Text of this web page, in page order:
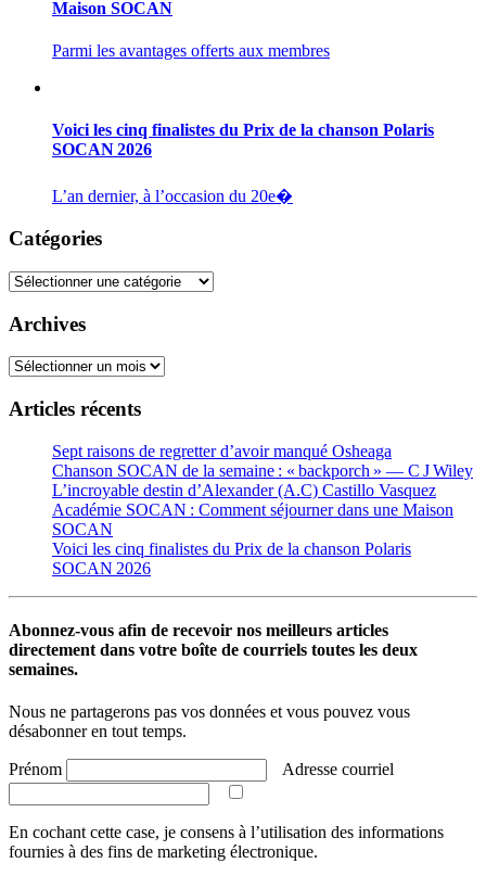
Maison SOCAN
Parmi les avantages offerts aux membres
Voici les cinq finalistes du Prix de la chanson Polaris
SOCAN 2026
L’an dernier, à l’occasion du 20e�
Catégories
Catégories
Archives
Archives
Articles récents
Sept raisons de regretter d’avoir manqué Osheaga
Chanson SOCAN de la semaine : « backporch » — C J Wiley
L’incroyable destin d’Alexander (A.C) Castillo Vasquez
Académie SOCAN : Comment séjourner dans une Maison
SOCAN
Voici les cinq finalistes du Prix de la chanson Polaris
SOCAN 2026
Abonnez-vous afin de recevoir nos meilleurs articles
directement dans votre boîte de courriels toutes les deux
semaines.
Nous ne partagerons pas vos données et vous pouvez vous
désabonner en tout temps.
Prénom Adresse courriel
En cochant cette case, je consens à l’utilisation des informations
fournies à des fins de marketing électronique.